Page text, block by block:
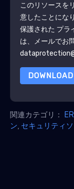
このリソースを
意したことにな
保護された プラ
は、メールでお
DOWNLOAD
関連カテゴリ：
ン セキュリティ